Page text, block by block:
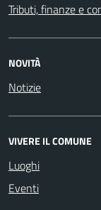
Tributi, finanze e
NOVITÀ
Notizie
VIVERE IL COMUNE
Luoghi
Eventi